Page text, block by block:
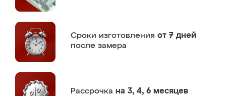
Сроки изготовления от 7 дней
после замера
Рассрочка на 3, 4, 6 месяцев